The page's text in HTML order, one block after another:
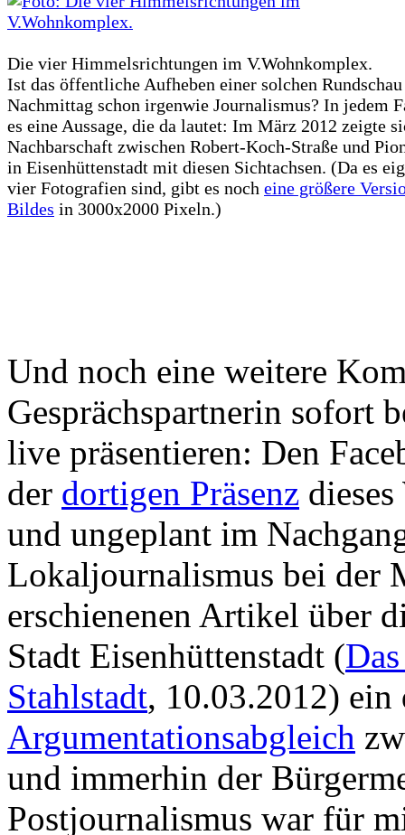
Die vier Himmelsrichtungen im V.Wohnkomplex.
Ist das öffentliche Aufheben einer solchen
Nachmittag schon irgenwie Journalismus? In jedem
es eine Aussage, die da lautet: Im März 2012 zeigte
Nachbarschaft zwischen Robert-Koch-Straße und
in Eisenhüttenstadt mit diesen Sichtachsen. (Da es
vier Fotografien sind, gibt es noch eine größere
Bildes in 3000x2000 Pixeln.)
Und noch eine weitere
Gesprächspartnerin sofort
live präsentieren: Den
der dortigen Präsenz
und ungeplant im
Lokaljournalismus bei der
erschienenen Artikel über
Stadt Eisenhüttenstadt (
Stahlstadt, 10.03.2012)
Argumentationsabgleich
und immerhin der
Postjournalismus war für